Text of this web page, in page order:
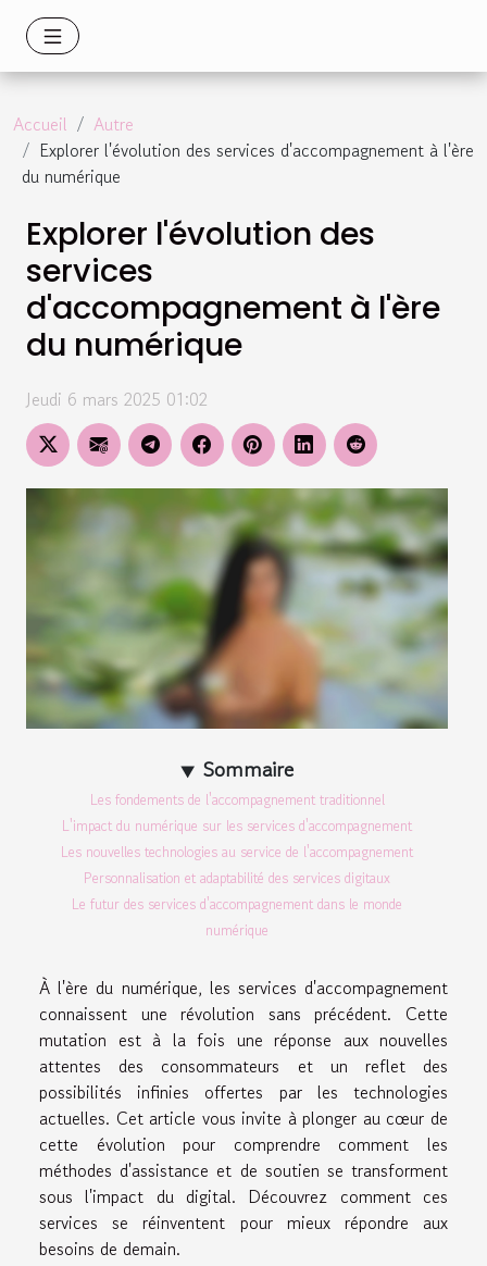
Accueil
Autre
Explorer l'évolution des services d'accompagnement à l'ère
du numérique
Explorer l'évolution des
services
d'accompagnement à l'ère
du numérique
Jeudi 6 mars 2025 01:02
Sommaire
Les fondements de l'accompagnement traditionnel
L'impact du numérique sur les services d'accompagnement
Les nouvelles technologies au service de l'accompagnement
Personnalisation et adaptabilité des services digitaux
Le futur des services d'accompagnement dans le monde
numérique
À l'ère du numérique, les services d'accompagnement
connaissent une révolution sans précédent. Cette
mutation est à la fois une réponse aux nouvelles
attentes des consommateurs et un reflet des
possibilités infinies offertes par les technologies
actuelles. Cet article vous invite à plonger au cœur de
cette évolution pour comprendre comment les
méthodes d'assistance et de soutien se transforment
sous l'impact du digital. Découvrez comment ces
services se réinventent pour mieux répondre aux
besoins de demain.